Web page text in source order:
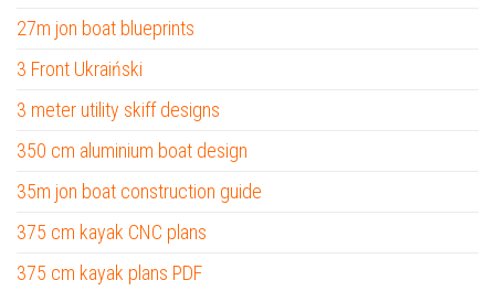
27m jon boat blueprints
3 Front Ukraiński
3 meter utility skiff designs
350 cm aluminium boat design
35m jon boat construction guide
375 cm kayak CNC plans
375 cm kayak plans PDF